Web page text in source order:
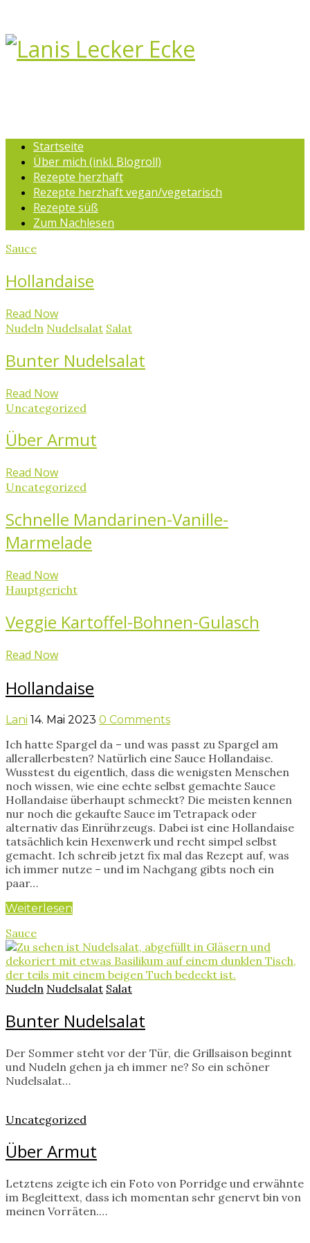
Startseite
Über mich (inkl. Blogroll)
Rezepte herzhaft
Rezepte herzhaft vegan/vegetarisch
Rezepte süß
Zum Nachlesen
Sauce
Hollandaise
Read Now
Nudeln Nudelsalat Salat
Bunter Nudelsalat
Read Now
Uncategorized
Über Armut
Read Now
Uncategorized
Schnelle Mandarinen-Vanille-
Marmelade
Read Now
Hauptgericht
Veggie Kartoffel-Bohnen-Gulasch
Read Now
Hollandaise
Lani 14. Mai 2023 0 Comments
Ich hatte Spargel da – und was passt zu Spargel am
allerallerbesten? Natürlich eine Sauce Hollandaise.
Wusstest du eigentlich, dass die wenigsten Menschen
noch wissen, wie eine echte selbst gemachte Sauce
Hollandaise überhaupt schmeckt? Die meisten kennen
nur noch die gekaufte Sauce im Tetrapack oder
alternativ das Einrührzeugs. Dabei ist eine Hollandaise
tatsächlich kein Hexenwerk und recht simpel selbst
gemacht. Ich schreib jetzt fix mal das Rezept auf, was
ich immer nutze – und im Nachgang gibts noch ein
paar…
Weiterlesen
Sauce
Nudeln Nudelsalat Salat
Bunter Nudelsalat
Der Sommer steht vor der Tür, die Grillsaison beginnt
und Nudeln gehen ja eh immer ne? So ein schöner
Nudelsalat…
Uncategorized
Über Armut
Letztens zeigte ich ein Foto von Porridge und erwähnte
im Begleittext, dass ich momentan sehr genervt bin von
meinen Vorräten.…